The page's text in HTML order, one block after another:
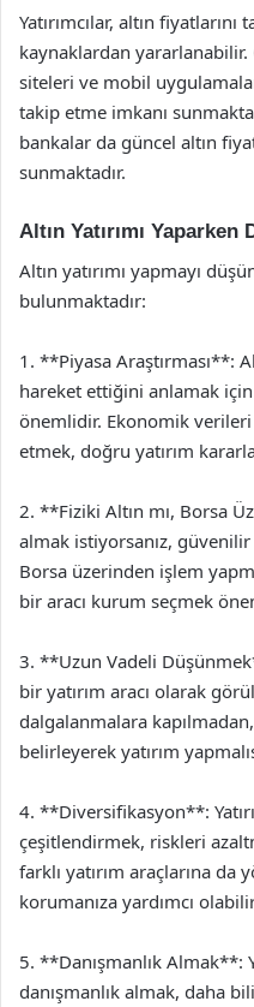
Yatırımcılar, altın
kaynaklardan
siteleri ve mobil
takip etme imkanı
bankalar da güncel altın
sunmaktadır.
Altın Yatırımı
Altın yatırımı yapmayı
bulunmaktadır:
1. **Piyasa Araştırması**:
hareket ettiğini anlamak
önemlidir. Ekonomik
etmek, doğru yatırım
2. **Fiziki Altın mı, Borsa
almak istiyorsanız, güvenilir
Borsa üzerinden işlem
bir aracı kurum seçmek
3. **Uzun Vadeli
bir yatırım aracı olarak
dalgalanmalara
belirleyerek yatırım
4. **Diversifikasyon**:
çeşitlendirmek, riskleri
farklı yatırım araçlarına da
korumanıza yardımcı
5. **Danışmanlık Almak**:
danışmanlık almak, daha